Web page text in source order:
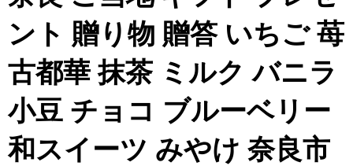
ント 贈り物 贈答 いちご 苺
古都華 抹茶 ミルク バニラ
小豆 チョコ ブルーベリー
和スイーツ みやけ 奈良市